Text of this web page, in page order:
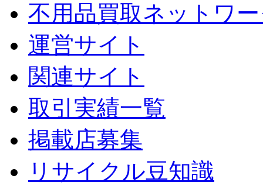
不用品買取ネットワ
運営サイト
関連サイト
取引実績一覧
掲載店募集
リサイクル豆知識